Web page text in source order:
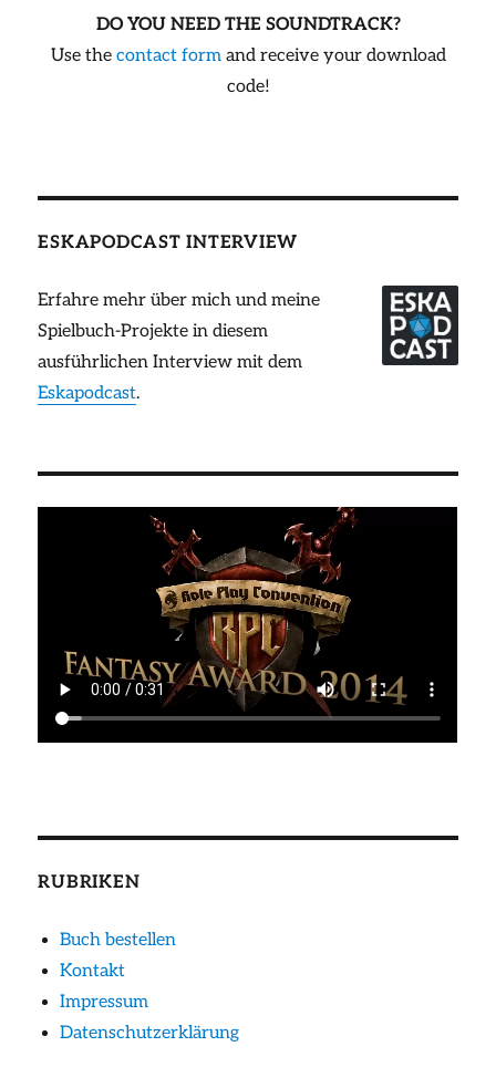
DO YOU NEED THE SOUNDTRACK?
Use the contact formand receive your download
code!
ESKAPODCAST INTERVIEW
Erfahre mehr über mich und meine
Spielbuch-Projekte in diesem
ausführlichen Interview mit dem
Eskapodcast.
RUBRIKEN
Buch bestellen
Kontakt
Impressum
Datenschutzerklärung